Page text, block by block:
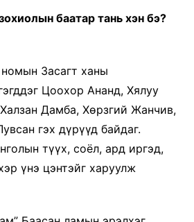
баатар тань хэн бэ?
Засагт ханы
Цоохор Ананд, Хялуу
Дамба, Хөрзгий Жанчив,
гэх дүрүүд байдаг.
түүх, соёл, ард иргэд,
үнэ цэнтэйг харуулж